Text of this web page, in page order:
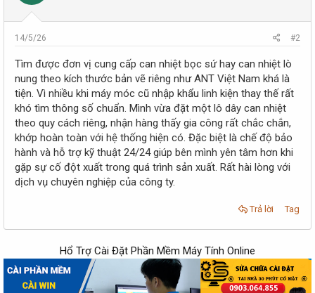
14/5/26 #2
Tìm được đơn vị cung cấp can nhiệt bọc sứ hay can nhiệt lò
nung theo kích thước bản vẽ riêng như ANT Việt Nam khá là
tiện. Vì nhiều khi máy móc cũ nhập khẩu linh kiện thay thế rất
khó tìm thông số chuẩn. Mình vừa đặt một lô dây can nhiệt
theo quy cách riêng, nhận hàng thấy gia công rất chắc chắn,
khớp hoàn toàn với hệ thống hiện có. Đặc biệt là chế độ bảo
hành và hỗ trợ kỹ thuật 24/24 giúp bên mình yên tâm hơn khi
gặp sự cố đột xuất trong quá trình sản xuất. Rất hài lòng với
dịch vụ chuyên nghiệp của công ty.
Trả lời Tag
Hổ Trợ Cài Đặt Phần Mềm Máy Tính Online